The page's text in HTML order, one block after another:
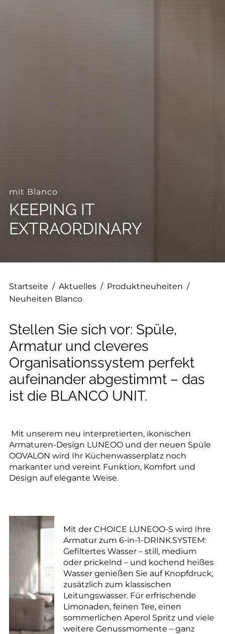
--
--
mit Blanco
KEEPING IT
EXTRAORDINARY
Startseite / Aktuelles / Produktneuheiten /
Neuheiten Blanco
Stellen Sie sich vor: Spüle,
Armatur und cleveres
Organisationssystem perfekt
aufeinander abgestimmt – das
ist die BLANCO UNIT.
Mit unserem neu interpretierten, ikonischen
Armaturen-Design LUNEOO und der neuen Spüle
OOVALON wird Ihr Küchenwasserplatz noch
markanter und vereint Funktion, Komfort und
Design auf elegante Weise.
Mit der CHOICE LUNEOO-S wird Ihre
Armatur zum 6-in-1-DRINK.SYSTEM:
Gefiltertes Wasser – still, medium
oder prickelnd – und kochend heißes
Wasser genießen Sie auf Knopfdruck,
zusätzlich zum klassischen
Leitungswasser. Für erfrischende
Limonaden, feinen Tee, einen
sommerlichen Aperol Spritz und viele
weitere Genussmomente – ganz